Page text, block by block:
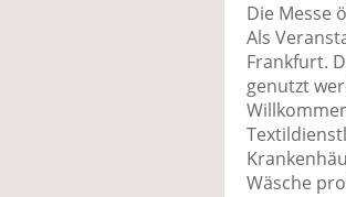
Die Messe
Als
Frankfurt.
genutzt
Wäsche